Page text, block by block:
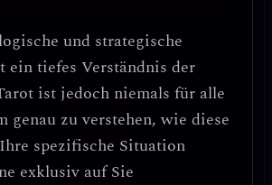
und strategische
ein tiefes Verständnis der
ist jedoch niemals für alle
genau zu verstehen, wie diese
spezifische Situation
exklusiv auf Sie